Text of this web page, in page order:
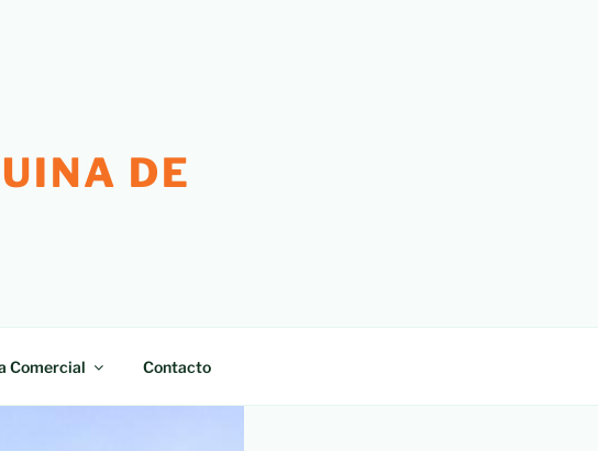
DE
Comercial Contacto